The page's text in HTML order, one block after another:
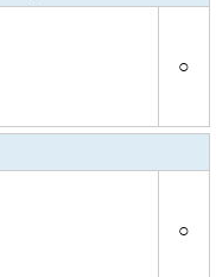
○
○